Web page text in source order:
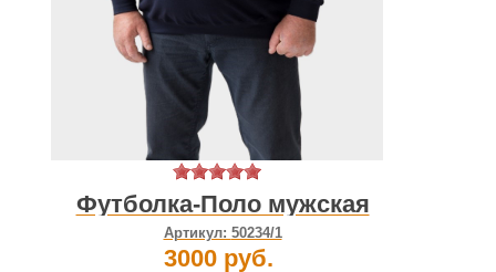
Футболка-Поло мужская
Артикул: 50234/1
3000 руб.